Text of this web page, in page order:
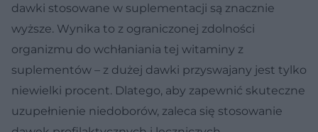
dawki stosowane w suplementacji są znacznie
wyższe. Wynika to z ograniczonej zdolności
organizmu do wchłaniania tej witaminy z
suplementów – z dużej dawki przyswajany jest tylko
niewielki procent. Dlatego, aby zapewnić skuteczne
uzupełnienie niedoborów, zaleca się stosowanie